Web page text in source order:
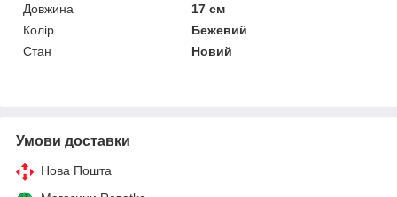
Довжина
17 см
Колір
Бежевий
Стан
Новий
Умови доставки
Нова Пошта